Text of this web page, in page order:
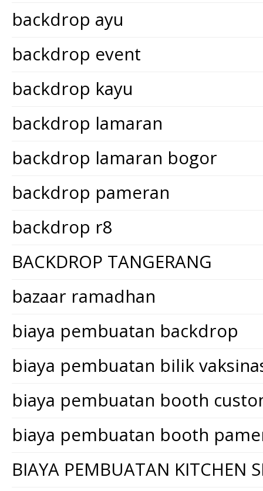
backdrop ayu
backdrop event
backdrop kayu
backdrop lamaran
backdrop lamaran bogor
backdrop pameran
backdrop r8
BACKDROP TANGERANG
bazaar ramadhan
biaya pembuatan backdrop
biaya pembuatan bilik
biaya pembuatan booth
biaya pembuatan booth
BIAYA PEMBUATAN KITCHEN